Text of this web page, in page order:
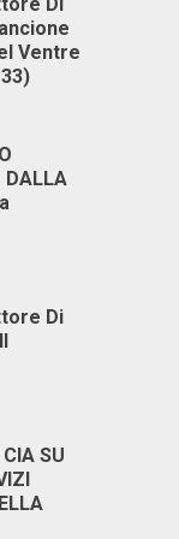
Ventre
DALLA
Di
SU